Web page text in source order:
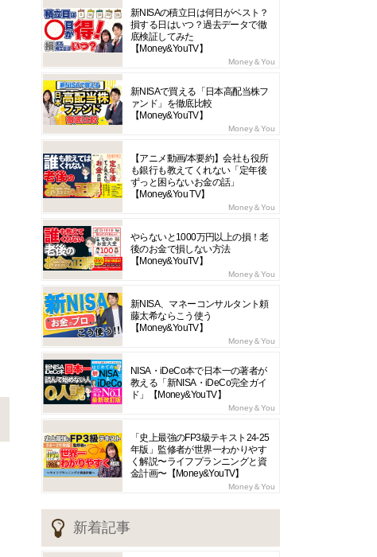
新NISAの積立日は何日がベスト？
損する日はいつ？過去データで徹
底検証してみた
【Money&YouTV】
Money＆You
新NISAで買える「日本高配当株フ
ァンド」を徹底比較
【Money&YouTV】
Money＆You
【アニメ動画/本要約】会社も役所
も銀行も教えてくれない「定年後
ずっと困らないお金の話」
【Money&You TV】
Money＆You
やらないと1000万円以上の損！老
後のお金で損しない方法
【Money&YouTV】
Money＆You
新NISA、マネーコンサルタント頼
藤太希ならこう使う
【Money&YouTV】
Money＆You
NISA・iDeCo本で日本一の著者が
教える「新NISA・iDeCo完全ガイ
ド」【Money&YouTV】
Money＆You
「史上最強のFP3級テキスト24-25
年版」監修者が世界一わかりやす
く解説〜ライフプランニングと資
金計画〜【Money&YouTV】
Money＆You
新着記事